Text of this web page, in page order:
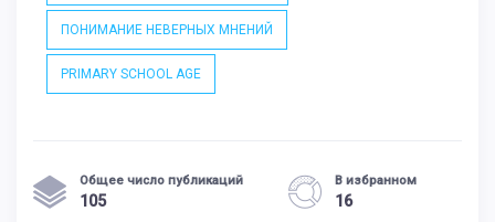
ПОНИМАНИЕ НЕВЕРНЫХ МНЕНИЙ
PRIMARY SCHOOL AGE
Общее число публикаций
105
В избранном
16